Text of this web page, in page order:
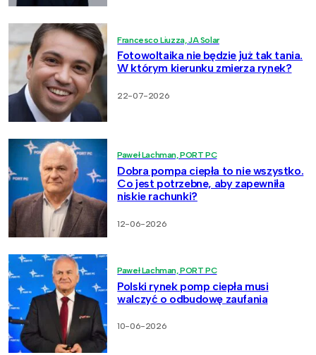
Francesco Liuzza, JA Solar
Fotowoltaika nie będzie już tak tania.
W którym kierunku zmierza rynek?
22-07-2026
Paweł Lachman, PORT PC
Dobra pompa ciepła to nie wszystko.
Co jest potrzebne, aby zapewniła
niskie rachunki?
12-06-2026
Paweł Lachman, PORT PC
Polski rynek pomp ciepła musi
walczyć o odbudowę zaufania
10-06-2026